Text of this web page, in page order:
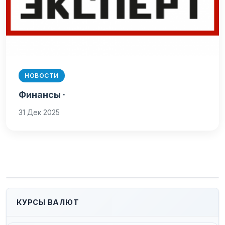
НОВОСТИ
Финансы ·
31 Дек 2025
КУРСЫ ВАЛЮТ